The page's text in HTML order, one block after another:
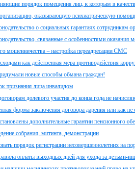
порядок помещения лиц, к которым в
оказывающую психиатрическую
о социальных гарантиях сотрудникам
связанные с особенностями
мошенничества – настройка переадресации СМС
как действенная мера противодействия
новые способы обмана граждан!
признания лица инвалидом
долевого участия до конца года не
форма заключения договора дарения или как
дополнительные гарантии пенсионного
собрания, митинга, демонстрации
порядок регистрации несовершеннолетних на
оплаты выходных дней для ухода за детьми-